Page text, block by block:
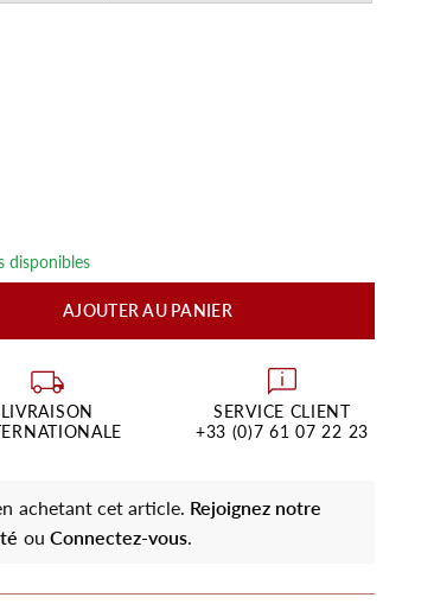
disponibles
AJOUTER AU PANIER
LIVRAISON
SERVICE CLIENT
+33 (0)7 61 07 22 23
achetant cet article. Rejoignez notre
ou Connectez-vous.